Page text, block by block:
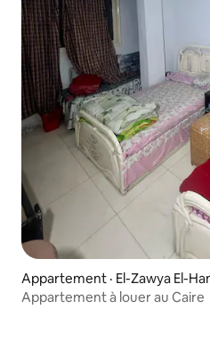
Appartement · El-Zawya El-
Appartement à louer au Caire